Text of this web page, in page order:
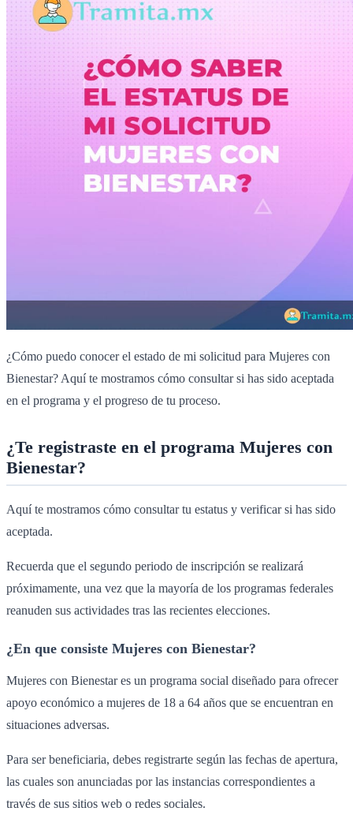
¿Cómo puedo conocer el estado de mi solicitud para Mujeres con
Bienestar? Aquí te mostramos cómo consultar si has sido aceptada
en el programa y el progreso de tu proceso.
¿Te registraste en el programa Mujeres con
Bienestar?
Aquí te mostramos cómo consultar tu estatus y verificar si has sido
aceptada.
Recuerda que el segundo periodo de inscripción se realizará
próximamente, una vez que la mayoría de los programas federales
reanuden sus actividades tras las recientes elecciones.
¿En que consiste Mujeres con Bienestar?
Mujeres con Bienestar es un programa social diseñado para ofrecer
apoyo económico a mujeres de 18 a 64 años que se encuentran en
situaciones adversas.
Para ser beneficiaria, debes registrarte según las fechas de apertura,
las cuales son anunciadas por las instancias correspondientes a
través de sus sitios web o redes sociales.